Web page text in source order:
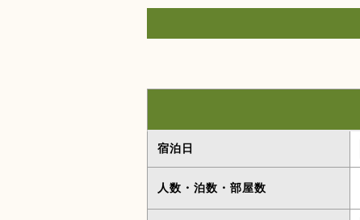
宿泊日
人数・泊数・部屋数